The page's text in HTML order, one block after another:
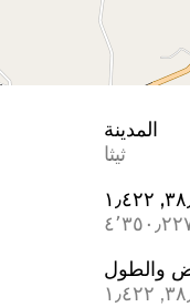
المدينة
ثيثا
والطول